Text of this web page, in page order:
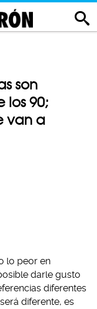
son
los 90;
van a
lo peor en
darle gusto
diferentes
diferente, es